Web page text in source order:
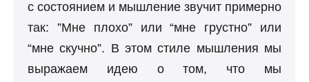
с состоянием и мышление звучит примерно
так: ”Мне плохо” или “мне грустно” или
“мне скучно”. В этом стиле мышления мы
выражаем идею о том, что мы